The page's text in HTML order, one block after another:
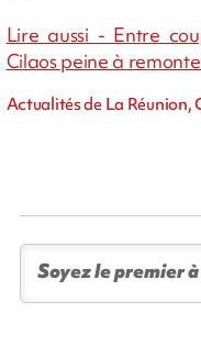
Lire aussi - Entre
Cilaos peine à
Actualités de La Réunion,